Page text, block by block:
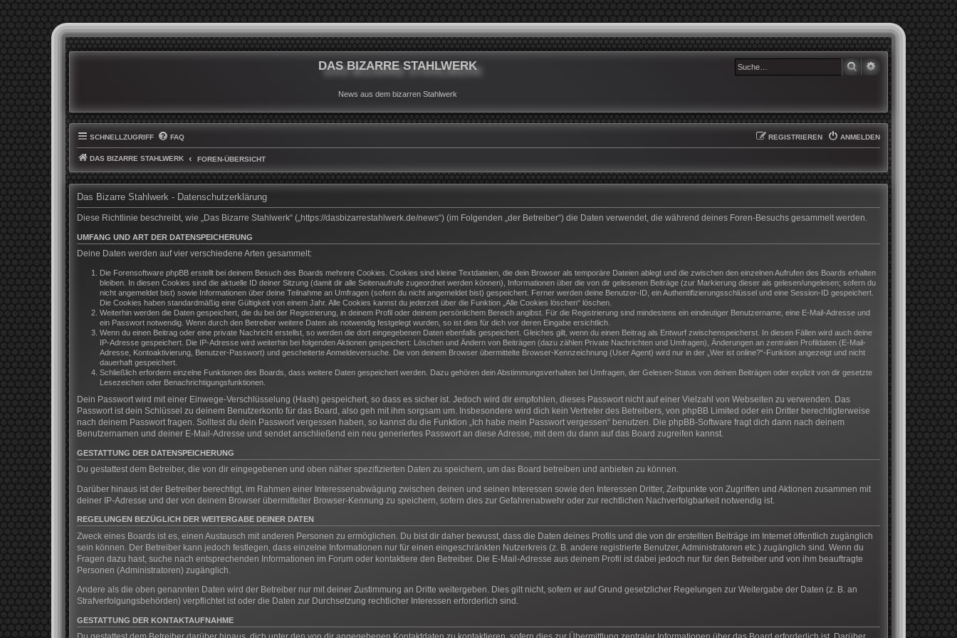
DAS BIZARRE STAHLWERK
News aus dem bizarren Stahlwerk
SUCHE
SCHNELLZUGRIFF FAQ ANMELDEN
REGISTRIEREN
DAS BIZARRE STAHLWERK FOREN-ÜBERSICHT
Das Bizarre Stahlwerk - Datenschutzerklärung
Diese Richtlinie beschreibt, wie „Das Bizarre Stahlwerk“ („https://dasbizarrestahlwerk.de/news“) (im Folgenden „der Betreiber“) die Daten verwendet, die während deines Foren-Besuchs gesammelt werden.
UMFANG UND ART DER DATENSPEICHERUNG
Deine Daten werden auf vier verschiedene Arten gesammelt:
Die Forensoftware phpBB erstellt bei deinem Besuch des Boards mehrere Cookies. Cookies sind kleine Textdateien, die dein Browser als temporäre Dateien ablegt und die zwischen den einzelnen Aufrufen des Boards erhalten
bleiben. In diesen Cookies sind die aktuelle ID deiner Sitzung (damit dir alle Seitenaufrufe zugeordnet werden können), Informationen über die von dir gelesenen Beiträge (zur Markierung dieser als gelesen/ungelesen; sofern du
nicht angemeldet bist) sowie Informationen über deine Teilnahme an Umfragen (sofern du nicht angemeldet bist) gespeichert. Ferner werden deine Benutzer-ID, ein Authentifizierungsschlüssel und eine Session-ID gespeichert.
Die Cookies haben standardmäßig eine Gültigkeit von einem Jahr. Alle Cookies kannst du jederzeit über die Funktion „Alle Cookies löschen“ löschen.
Weiterhin werden die Daten gespeichert, die du bei der Registrierung, in deinem Profil oder deinem persönlichem Bereich angibst. Für die Registrierung sind mindestens ein eindeutiger Benutzername, eine E-Mail-Adresse und
ein Passwort notwendig. Wenn durch den Betreiber weitere Daten als notwendig festgelegt wurden, so ist dies für dich vor deren Eingabe ersichtlich.
Wenn du einen Beitrag oder eine private Nachricht erstellst, so werden die dort eingegebenen Daten ebenfalls gespeichert. Gleiches gilt, wenn du einen Beitrag als Entwurf zwischenspeicherst. In diesen Fällen wird auch deine
IP-Adresse gespeichert. Die IP-Adresse wird weiterhin bei folgenden Aktionen gespeichert: Löschen und Ändern von Beiträgen (dazu zählen Private Nachrichten und Umfragen), Änderungen an zentralen Profildaten (E-Mail-
Adresse, Kontoaktivierung, Benutzer-Passwort) und gescheiterte Anmeldeversuche. Die von deinem Browser übermittelte Browser-Kennzeichnung (User Agent) wird nur in der „Wer ist online?“-Funktion angezeigt und nicht
dauerhaft gespeichert.
Schließlich erfordern einzelne Funktionen des Boards, dass weitere Daten gespeichert werden. Dazu gehören dein Abstimmungsverhalten bei Umfragen, der Gelesen-Status von deinen Beiträgen oder explizit von dir gesetzte
Lesezeichen oder Benachrichtigungsfunktionen.
Dein Passwort wird mit einer Einwege-Verschlüsselung (Hash) gespeichert, so dass es sicher ist. Jedoch wird dir empfohlen, dieses Passwort nicht auf einer Vielzahl von Webseiten zu verwenden. Das
Passwort ist dein Schlüssel zu deinem Benutzerkonto für das Board, also geh mit ihm sorgsam um. Insbesondere wird dich kein Vertreter des Betreibers, von phpBB Limited oder ein Dritter berechtigterweise
nach deinem Passwort fragen. Solltest du dein Passwort vergessen haben, so kannst du die Funktion „Ich habe mein Passwort vergessen“ benutzen. Die phpBB-Software fragt dich dann nach deinem
Benutzernamen und deiner E-Mail-Adresse und sendet anschließend ein neu generiertes Passwort an diese Adresse, mit dem du dann auf das Board zugreifen kannst.
GESTATTUNG DER DATENSPEICHERUNG
Du gestattest dem Betreiber, die von dir eingegebenen und oben näher spezifizierten Daten zu speichern, um das Board betreiben und anbieten zu können.
Darüber hinaus ist der Betreiber berechtigt, im Rahmen einer Interessenabwägung zwischen deinen und seinen Interessen sowie den Interessen Dritter, Zeitpunkte von Zugriffen und Aktionen zusammen mit
deiner IP-Adresse und der von deinem Browser übermittelter Browser-Kennung zu speichern, sofern dies zur Gefahrenabwehr oder zur rechtlichen Nachverfolgbarkeit notwendig ist.
REGELUNGEN BEZÜGLICH DER WEITERGABE DEINER DATEN
Zweck eines Boards ist es, einen Austausch mit anderen Personen zu ermöglichen. Du bist dir daher bewusst, dass die Daten deines Profils und die von dir erstellten Beiträge im Internet öffentlich zugänglich
sein können. Der Betreiber kann jedoch festlegen, dass einzelne Informationen nur für einen eingeschränkten Nutzerkreis (z. B. andere registrierte Benutzer, Administratoren etc.) zugänglich sind. Wenn du
Fragen dazu hast, suche nach entsprechenden Informationen im Forum oder kontaktiere den Betreiber. Die E-Mail-Adresse aus deinem Profil ist dabei jedoch nur für den Betreiber und von ihm beauftragte
Personen (Administratoren) zugänglich.
Andere als die oben genannten Daten wird der Betreiber nur mit deiner Zustimmung an Dritte weitergeben. Dies gilt nicht, sofern er auf Grund gesetzlicher Regelungen zur Weitergabe der Daten (z. B. an
Strafverfolgungsbehörden) verpflichtet ist oder die Daten zur Durchsetzung rechtlicher Interessen erforderlich sind.
GESTATTUNG DER KONTAKTAUFNAHME